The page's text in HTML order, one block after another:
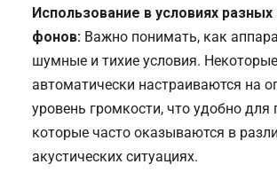
Использование в условиях
фонов: Важно понимать, как
шумные и тихие условия.
автоматически настраиваются на
уровень громкости, что удобно для
которые часто оказываются в
акустических ситуациях.